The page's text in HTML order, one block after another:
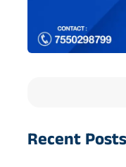
Recent Posts